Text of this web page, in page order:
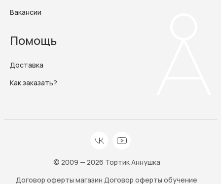
Вакансии
Помощь
Доставка
Как заказать?
© 2009 — 2026 Тортик Аннушка
Договор оферты магазин Договор оферты обучение